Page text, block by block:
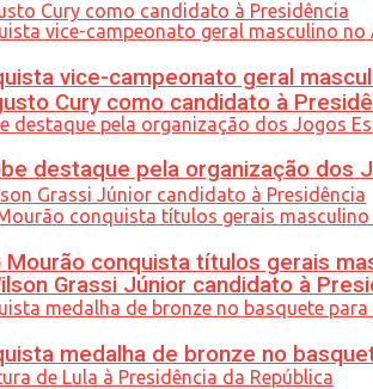
Cury como candidato à
Grassi Júnior candidato à
vice-campeonato geral
destaque pela organização dos
conquista títulos gerais
medalha de bronze no